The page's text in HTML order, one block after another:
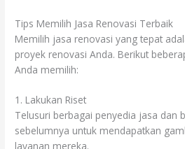
Tips Memilih Jasa Renovasi Terbaik
Memilih jasa renovasi yang tepat
proyek renovasi Anda. Berikut
Anda memilih:
1. Lakukan Riset
Telusuri berbagai penyedia jasa dan
sebelumnya untuk mendapatkan
layanan mereka.